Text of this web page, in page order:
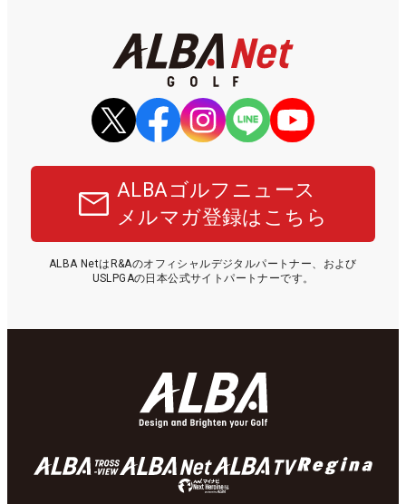
ALBAゴルフニュース
メルマガ登録はこちら
ALBA NetはR&Aのオフィシャルデジタルパートナー、および
USLPGAの日本公式サイトパートナーです。